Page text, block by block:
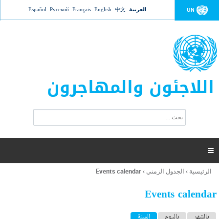
Jump to navigation UN العربية 中文
English
Français
Русский
Español
اللاجئون والمهاجرون
ت
ر
ل
ح
ب

أنت
هنا
الرئيسية › الجدول الزمني ›
Events calendar
Events calendar